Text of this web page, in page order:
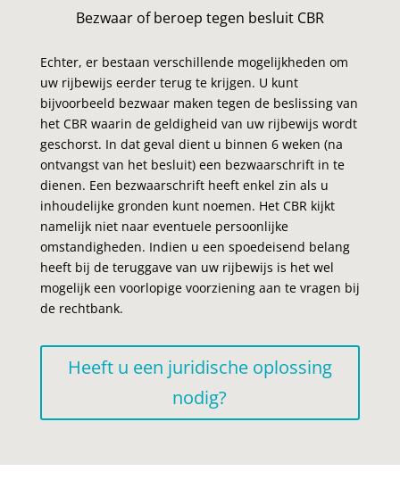
Bezwaar of beroep tegen besluit CBR
Echter, er bestaan verschillende mogelijkheden om
uw rijbewijs eerder terug te krijgen. U kunt
bijvoorbeeld bezwaar maken tegen de beslissing van
het CBR waarin de geldigheid van uw rijbewijs wordt
geschorst. In dat geval dient u binnen 6 weken (na
ontvangst van het besluit) een bezwaarschrift in te
dienen. Een bezwaarschrift heeft enkel zin als u
inhoudelijke gronden kunt noemen. Het CBR kijkt
namelijk niet naar eventuele persoonlijke
omstandigheden. Indien u een spoedeisend belang
heeft bij de teruggave van uw rijbewijs is het wel
mogelijk een voorlopige voorziening aan te vragen bij
de rechtbank.
Heeft u een juridische oplossing
nodig?